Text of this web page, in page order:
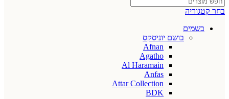
בחר קטגוריה
בשמים
בושם יוניסקס
Afnan
Agatho
Al Haramain
Anfas
Attar Collection
BDK